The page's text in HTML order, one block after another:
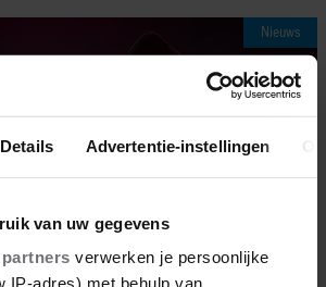
Details Advertentie-instellingen
van uw gegevens
partners verwerken je persoonlijke
IP-adres) met behulp van
Nieuws